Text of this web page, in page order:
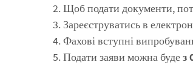
Щоб подати документи,
Зареєструватись в
Фахові вступні
Подати заяви можна будез